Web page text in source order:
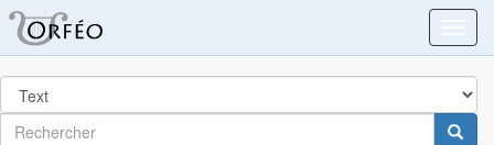
dans
Post
Rechercher